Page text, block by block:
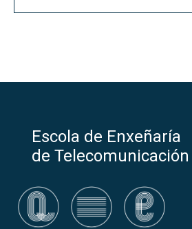
Escola de Enxeñaría
de Telecomunicación